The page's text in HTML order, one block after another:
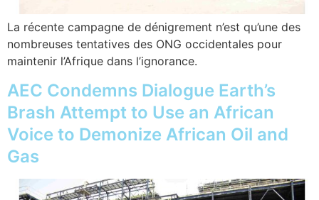
La récente campagne de dénigrement n’est qu’une des
nombreuses tentatives des ONG occidentales pour
maintenir l’Afrique dans l’ignorance.
AEC Condemns Dialogue Earth’s
Brash Attempt to Use an African
Voice to Demonize African Oil and
Gas